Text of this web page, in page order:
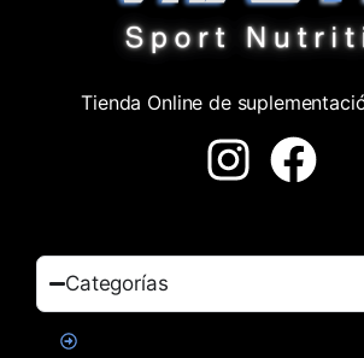
Tienda Online de
Categorías